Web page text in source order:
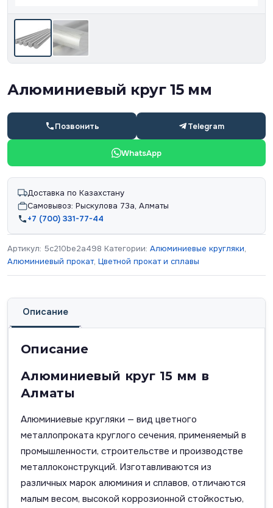
Алюминиевый круг 15 мм
Позвонить Telegram
WhatsApp
Доставка по Казахстану
Самовывоз: Рыскулова 73а, Алматы
+7 (700) 331-77-44
Артикул: 5c210be2a498 Категории: Алюминиевые кругляки,
Алюминиевый прокат, Цветной прокат и сплавы
Описание
Описание
Алюминиевый круг 15 мм в
Алматы
Алюминиевые кругляки — вид цветного
металлопроката круглого сечения, применяемый в
промышленности, строительстве и производстве
металлоконструкций. Изготавливаются из
различных марок алюминия и сплавов, отличаются
малым весом, высокой коррозионной стойкостью,